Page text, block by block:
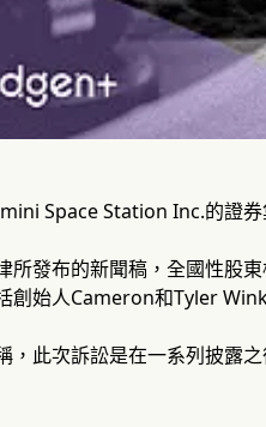
Space Station Inc.的證
所發布的新聞稿，全國性股
創始人Cameron和Tyler
，此次訴訟是在一系列披露